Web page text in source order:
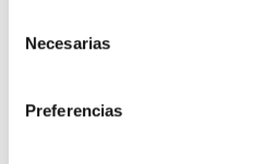
Necesarias
Preferencias